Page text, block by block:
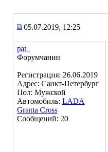
05.07.2019, 12:25
pat_
Форумчанин
Регистрация: 26.06.2019
Адрес: Санкт-Петербург
Пол: Мужской
Автомобиль: LADA
Granta Cross
Сообщений: 20